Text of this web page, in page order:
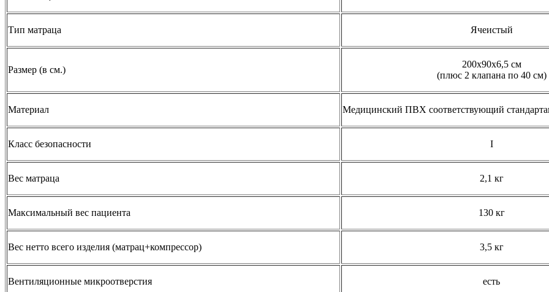
Тип матраца Ячеистый
Размер (в см.)
200х90х6,5 см
(плюс 2 клапана по 40 см)
Материал Медицинский ПВХ соответствующий
Класс безопасности I
Вес матраца 2,1 кг
Максимальный вес пациента 130 кг
Вес нетто всего изделия (матрац+компрессор) 3,5 кг
Вентиляционные микроотверстия есть